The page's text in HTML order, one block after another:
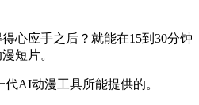
心应手之后？就能在15到30分钟
短片。
AI动漫工具所能提供的。